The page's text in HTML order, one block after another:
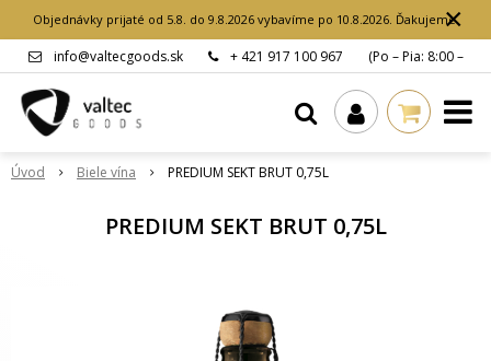
Objednávky prijaté od 5.8. do 9.8.2026 vybavíme po 10.8.2026. Ďakujeme.
×
info@valtecgoods.sk + 421 917 100 967
(Po – Pia: 8:00 –
Úvod Biele vína PREDIUM SEKT BRUT 0,75L
PREDIUM SEKT BRUT 0,75L